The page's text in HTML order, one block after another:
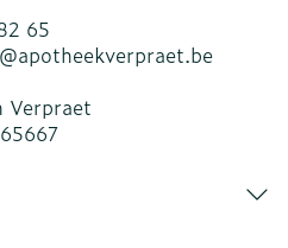
65
apotheekverpraet.be
Verpraet